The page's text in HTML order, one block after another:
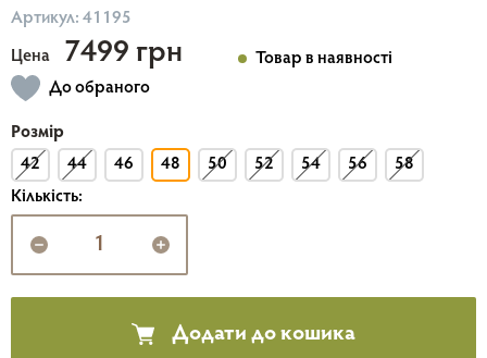
Артикул: 41195
Цена 7499 грн
Товар в наявності
До обраного
Розмір
42
44 46 48 50 52 54 56
58
Кількість:
Додати до кошика